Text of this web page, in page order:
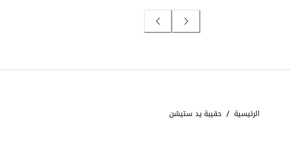
الرئيسية / حقيبة يد ستيشن